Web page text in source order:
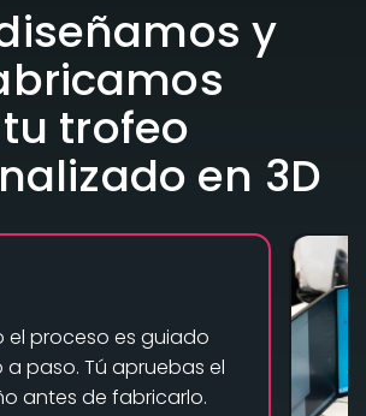
y
tu trofeo
en 3D
el proceso es guiado
a paso. Tú apruebas el
antes de fabricarlo.